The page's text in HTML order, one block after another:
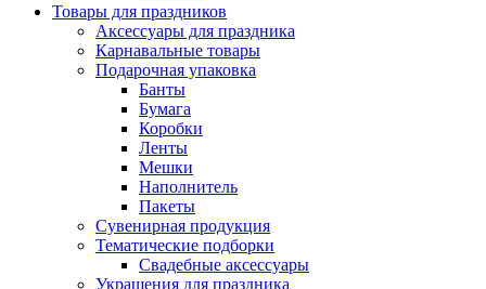
Товары для праздников
Аксессуары для праздника
Карнавальные товары
Подарочная упаковка
Банты
Бумага
Коробки
Ленты
Мешки
Наполнитель
Пакеты
Сувенирная продукция
Тематические подборки
Свадебные аксессуары
Украшения для праздника